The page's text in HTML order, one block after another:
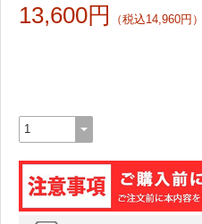
13,600円 （税込14,960円）